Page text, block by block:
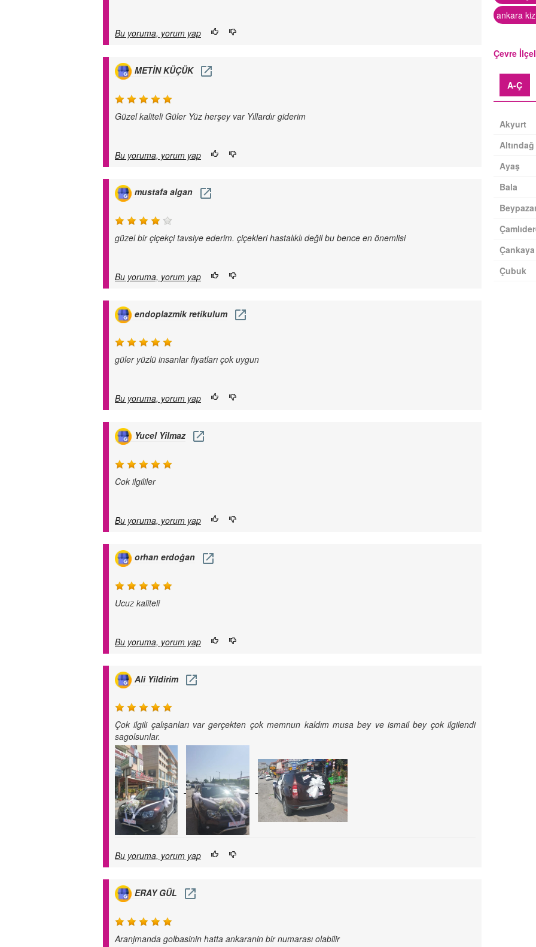
Bu yoruma, yorum yap
METİN KÜÇÜK
Güzel kaliteli Güler Yüz herşey var Yıllardır giderim
Bu yoruma, yorum yap
mustafa algan
güzel bir çiçekçi tavsiye ederim. çiçekleri hastalıklı değil bu bence en önemlisi
Bu yoruma, yorum yap
endoplazmik retikulum
güler yüzlü insanlar fiyatları çok uygun
Bu yoruma, yorum yap
Yucel Yilmaz
Cok ilgililer
Bu yoruma, yorum yap
orhan erdoğan
Ucuz kaliteli
Bu yoruma, yorum yap
Ali Yildirim
Çok ilgili çalışanları var gerçekten çok memnun kaldım musa bey ve ismail bey çok ilgilendi
sagolsunlar.
Bu yoruma, yorum yap
ERAY GÜL
Aranjmanda golbasinin hatta ankaranin bir numarası olabilir
ankara
Çevre
A-Ç
Akyurt
Altındağ
Ayaş
Bala
Çankaya
Çubuk